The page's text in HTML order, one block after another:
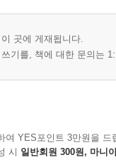
곳에 게재됩니다.
기를, 책에 대한 문의는
여 YES포인트 3만원을 드
시 일반회원 300원, 마니